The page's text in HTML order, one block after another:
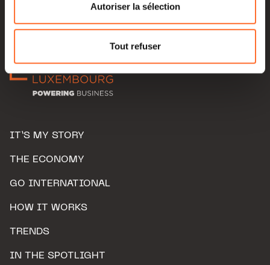
Pour de plus amples informations sur la manière dont
nous utilisons lescookies et sommes amenés à traiter
Charte d’usage des cookieset notrePolitique de
Autoriser la sélection
Tout refuser
IT’S MY STORY
THE ECONOMY
GO INTERNATIONAL
HOW IT WORKS
TRENDS
IN THE SPOTLIGHT